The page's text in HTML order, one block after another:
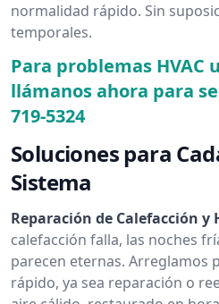
normalidad rápido. Sin
temporales.
Para problemas HVAC
llámanos ahora para
719-5324
Soluciones para
Sistema
Reparación de Calefacción y
calefacción falla, las noches
parecen eternas. Arreglamos
rápido, ya sea reparación o